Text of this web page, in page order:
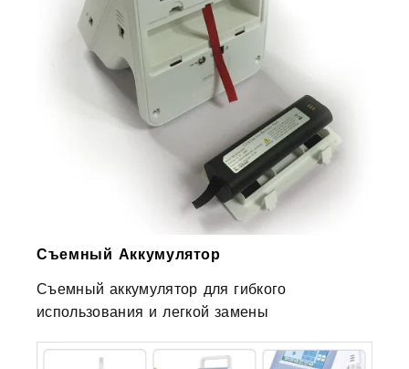
Съемный Аккумулятор
Съемный аккумулятор для гибкого
использования и легкой замены